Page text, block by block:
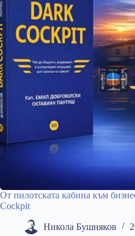
От пилотската кабина към
Cockpit
Никола Бушняков